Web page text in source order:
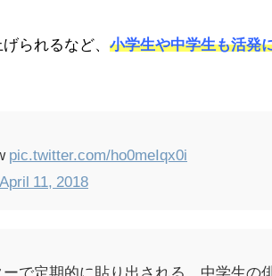
られるなど、 小学生や中学生も活発
pic.twitter.com/ho0meIqx0i
April 11, 2018
で定期的に貼り出される、中学生の